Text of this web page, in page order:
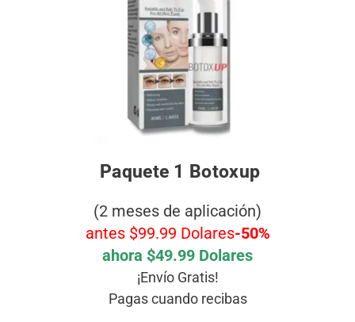
Paquete 1 Botoxup
(2 meses de aplicación)
antes $99.99 Dolares-50%
ahora $49.99 Dolares
¡Envío Gratis!
Pagas cuando recibas